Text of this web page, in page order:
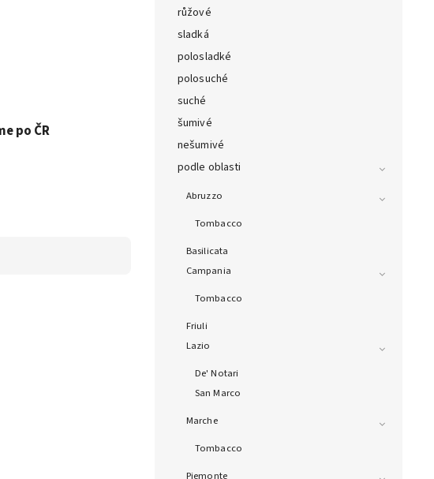
růžové
sladká
polosladké
polosuché
suché
šumivé
nešumivé
podle oblasti
Abruzzo
Tombacco
Basilicata
Campania
Tombacco
Friuli
Lazio
De' Notari
San Marco
Marche
Tombacco
Piemonte
po ČR